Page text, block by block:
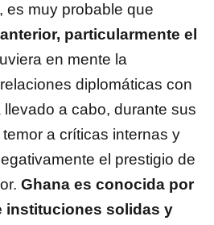
es muy probable que
particularmente el
en mente la
diplomáticas con
llevado a cabo, durante sus
a críticas internas y
el prestigio de
Ghana es conocida por
instituciones solidas y